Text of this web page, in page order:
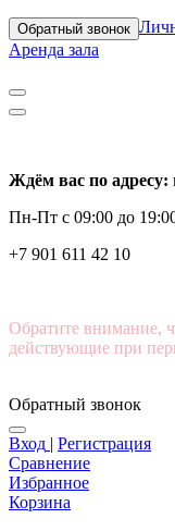
Обратный звонок
Аренда зала
Ждём вас по адресу:
Пн-Пт с 09:00 до
+7 901 611 42 10
Обратите внимание,
действующие при
Обратный звонок
Вход | Регистрация
Сравнение
Избранное
Корзина